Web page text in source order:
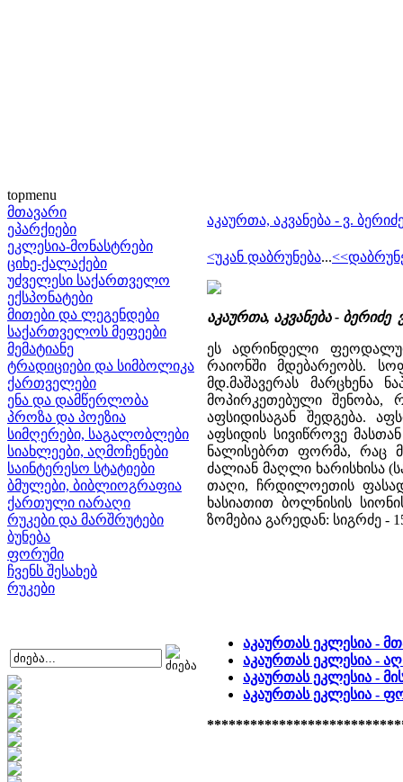
topmenu
მთავარი
ეპარქიები
ეკლესია-მონასტრები
ციხე-ქალაქები
უძველესი საქართველო
ექსპონატები
მითები და ლეგენდები
საქართველოს მეფეები
მემატიანე
ტრადიციები და სიმბოლიკა
ქართველები
ენა და დამწერლობა
პროზა და პოეზია
სიმღერები, საგალობლები
სიახლეები, აღმოჩენები
საინტერესო სტატიები
ბმულები, ბიბლიოგრაფია
ქართული იარაღი
რუკები და მარშრუტები
ბუნება
ფორუმი
ჩვენს შესახებ
რუკები
აკაურთა, აკვანება - ვ.
<უკან დაბრუნება...
აკაურთა, აკვანება -
ეს ადრინდელი
რაიონში მდებარეობს.
მდ.მაშავერას მარცხენა
მოპირკეთებული
აფსიდისაგან შედგება.
აფსიდის სივიწროვე
ნალისებრთ ფორმა, რაც
ძალიან მაღლი ხარისხისა
თაღი, ჩრდილოეთის
ხასიათით ბოლნისის
ზომებია გარედან: სიგრძე -
აკაურთას ეკლესია -
აკაურთას ეკლესია -
აკაურთას ეკლესია -
აკაურთას ეკლესია -